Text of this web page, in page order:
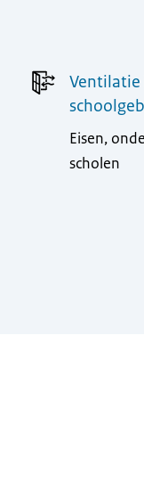
Ventilatie
Eisen,
scholen